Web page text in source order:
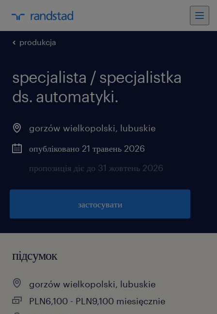
produkcja
specjalista / specjalistka
ds. automatyki.
gorzów wielkopolski, lubuskie
опубліковано 21 травень 2026
пропозиція діє до 31 жовтень 2026
застосувати
підсумок
gorzów wielkopolski, lubuskie
PLN6,100 - PLN9,100 miesięcznie